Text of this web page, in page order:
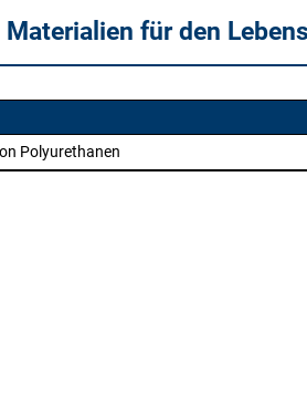
für den
Polyurethanen